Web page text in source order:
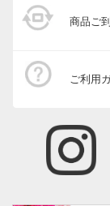
商品ご
ご利用